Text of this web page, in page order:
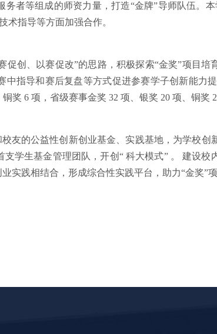
务者等组成的师资力量，打造“金牌”导师队伍。
术指导等方面加强合作。
促创、以赛促改”的思路，积极探索“金奖”项目培
指导和赛后复盘等方式促进参赛学子创新能力
奖 6 项，省级赛事金奖 32 项、银奖 20 项、铜奖
友的公益性创 新创业基金、实践基地，为学校创
支学生基金管理团队，开创 “ 科大模式” 。 建设校
实践相结合，形成综合性实践平台，助力“金奖”项